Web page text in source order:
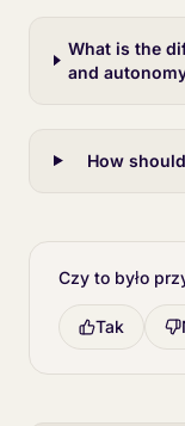
What is the
and
How
Czy to było
Tak